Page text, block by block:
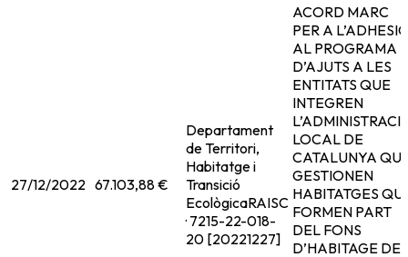
27/12/2022 67.103,88 €
Departament
de Territori,
Habitatge i
Transició
EcològicaRAISC
· 7215-22-018-
20 [20221227]
ACORD MARC
PER A
AL PROGRAMA
D’AJUTS A LES
ENTITATS QUE
INTEGREN
LOCAL DE
CATALUNYA
GESTIONEN
HABITATGES
FORMEN PART
DEL FONS
D’HABITAGE DE